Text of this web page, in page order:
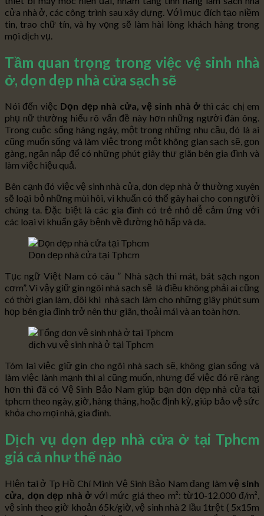
cửa nhà ở, các công trình sau xây dựng. Với mục đích tạo niềm
tin, trao chữ tín, và hy vọng sẽ làm hài lòng khách hàng trong
mọi dịch vụ.
Tầm quan trọng trong việc vệ sinh nhà
ở, dọn dẹp nhà cửa sạch sẽ
Nói đến việc Dọn dẹp nhà cửa, vệ sinh nhà ởthì các chị em
phụ nữ thường hiểu rõ vấn đề này hơn những người đàn ông.
Trong cuộc sống hàng ngày, một trong những nhu cầu, đó là ai
cũng muốn sống và làm việc trong một không gian sạch sẽ, gọn
gàng, ngăn nắp để có những phút giây thư giãn bên gia đình và
làm việc hiệu quả.
Bên cạnh đó việc vệ sinh nhà cửa, dọn dẹp nhà ở thường xuyên
sẽ loại bỏ những mùi hôi, vi khuẩn có thể gây hai cho con người
chúng ta. Đặc biệt là các gia đình có trẻ nhỏ dễ cảm ứng với
các loại vi khuẩn gây bệnh về đường hô hấp và da.
Dọn dẹp nhà cửa tại Tphcm
Tục ngữ Việt Nam có câu ” Nhà sạch thì mát, bát sạch ngon
cơm”. Vì vậy giữ gìn ngôi nhà sạch sẽ là điều không phải ai cũng
có thời gian làm, đôi khi nhà sạch làm cho những giây phút sum
họp bên gia đình trở nên thư giãn, thoải mái và an toàn hơn.
dịch vụ vệ sinh nhà ở tại Tphcm
Tóm lại việc giữ gìn cho ngôi nhà sạch sẽ, không gian sống và
làm việc lành mạnh thì ai cũng muốn, nhưng để việc đó rẽ ràng
hơn thì đã có Vệ Sinh Bảo Nam giúp bạn dọn dẹp nhà cửa tại
tphcm theo ngày, giờ, hàng tháng, hoặc định kỳ, giúp bảo vệ sức
khỏa cho mọi nhà, gia đình.
Dịch vụ dọn dẹp nhà cửa ở tại Tphcm
giá cả như thế nào
Hiện tại ở Tp Hồ Chí Minh Vệ Sinh Bảo Nam đang làmvệ sinh
cửa, dọn dẹp nhà ởvới mức giá theo m²: từ10-12.000 đ/m²,
vệ sinh theo giờ khoản 65k/giờ, vệ sinh nhà 2 lầu 1trệt ( 5x15m